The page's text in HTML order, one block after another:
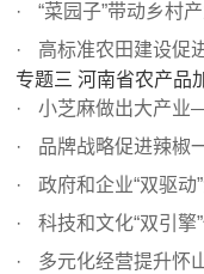
“菜园子”带动乡村产
高标准农田建设促进
专题三 河南省农产品
小芝麻做出大产业
品牌战略促进辣椒一
政府和企业“双驱动”
科技和文化“双引擎”
多元化经营提升怀山